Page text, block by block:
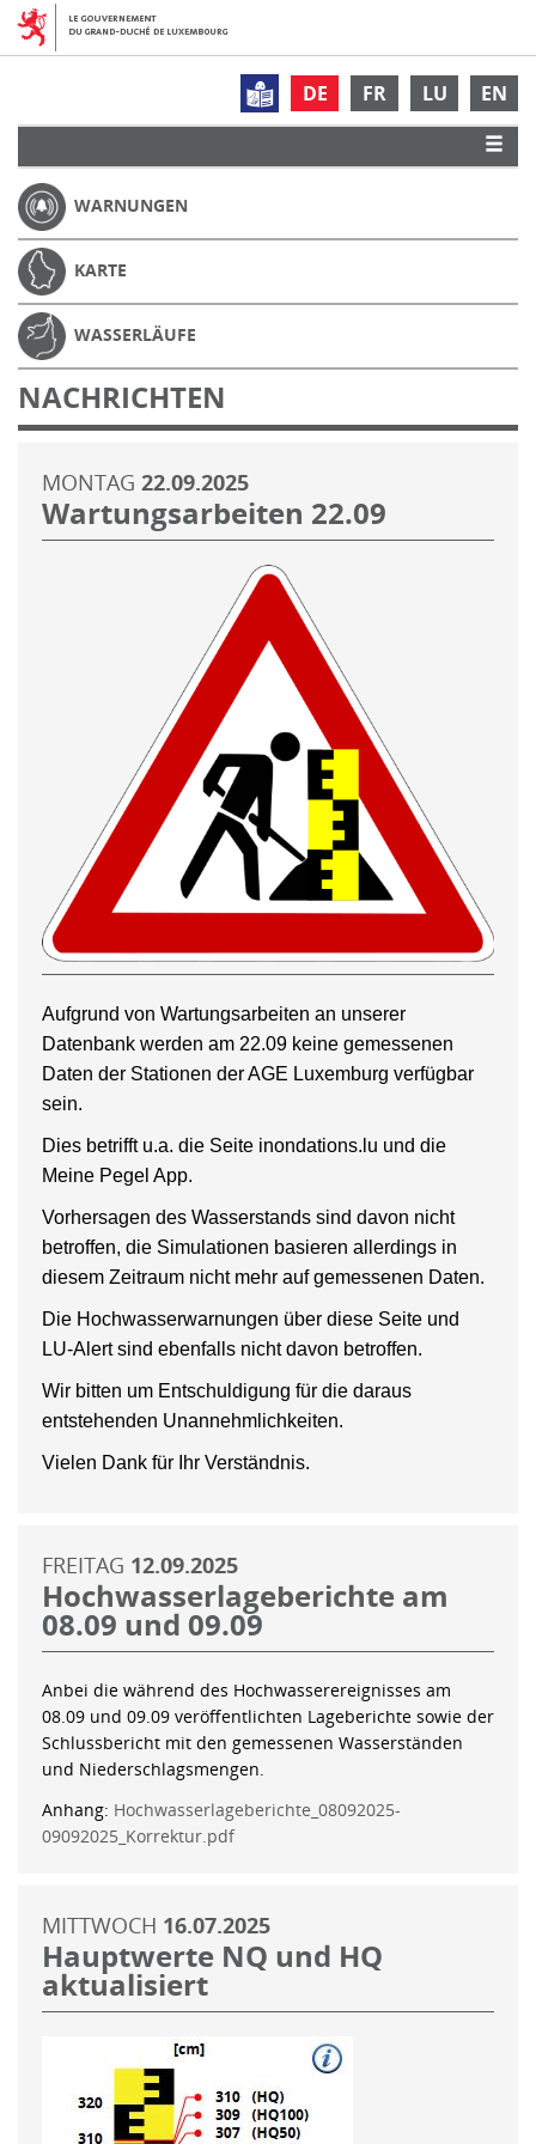
DE FR LU EN
WARNUNGEN
KARTE
WASSERLÄUFE
NACHRICHTEN
MONTAG 22.09.2025
Wartungsarbeiten 22.09
Aufgrund von Wartungsarbeiten an unserer
Datenbank werden am 22.09 keine gemessenen
Daten der Stationen der AGE Luxemburg verfügbar
sein.
Dies betrifft u.a. die Seite inondations.lu und die
Meine Pegel App.
Vorhersagen des Wasserstands sind davon nicht
betroffen, die Simulationen basieren allerdings in
diesem Zeitraum nicht mehr auf gemessenen Daten.
Die Hochwasserwarnungen über diese Seite und
LU-Alert sind ebenfalls nicht davon betroffen.
Wir bitten um Entschuldigung für die daraus
entstehenden Unannehmlichkeiten.
Vielen Dank für Ihr Verständnis.
FREITAG 12.09.2025
Hochwasserlageberichte am
08.09 und 09.09
Anbei die während des Hochwasserereignisses am
08.09 und 09.09 veröffentlichten Lageberichte sowie der
Schlussbericht mit den gemessenen Wasserständen
und Niederschlagsmengen.
Anhang: Hochwasserlageberichte_08092025-
09092025_Korrektur.pdf
MITTWOCH 16.07.2025
Hauptwerte NQ und HQ
aktualisiert